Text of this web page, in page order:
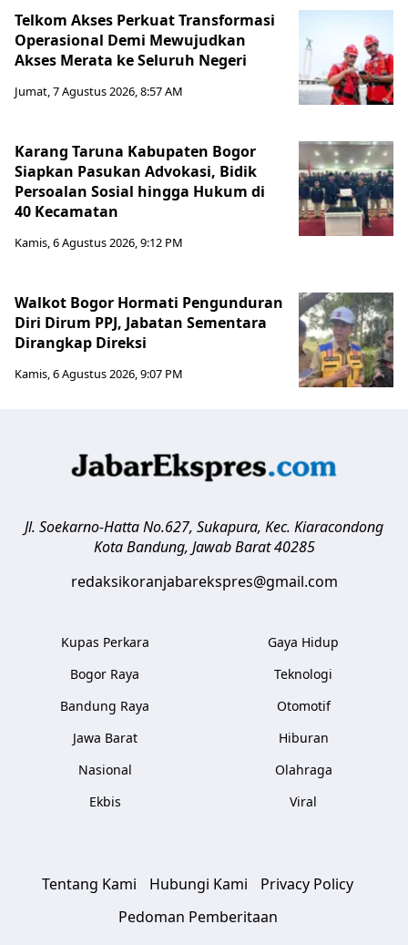
Telkom Akses Perkuat Transformasi
Operasional Demi Mewujudkan
Akses Merata ke Seluruh Negeri
Jumat, 7 Agustus 2026, 8:57 AM
Karang Taruna Kabupaten Bogor
Siapkan Pasukan Advokasi, Bidik
Persoalan Sosial hingga Hukum di
40 Kecamatan
Kamis, 6 Agustus 2026, 9:12 PM
Walkot Bogor Hormati Pengunduran
Diri Dirum PPJ, Jabatan Sementara
Dirangkap Direksi
Kamis, 6 Agustus 2026, 9:07 PM
Jl. Soekarno-Hatta No.627, Sukapura, Kec. Kiaracondong
Kota Bandung, Jawab Barat 40285
redaksikoranjabarekspres@gmail.com
Kupas Perkara
Bogor Raya
Bandung Raya
Jawa Barat
Nasional
Ekbis
Gaya Hidup
Teknologi
Otomotif
Hiburan
Olahraga
Viral
Tentang Kami Hubungi Kami
Privacy Policy
Pedoman Pemberitaan